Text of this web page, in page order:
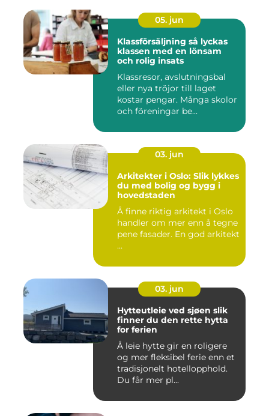
05. jun
Klassförsäljning så lyckas
klassen med en lönsam
och rolig insats
Klassresor, avslutningsbal
eller nya tröjor till laget
kostar pengar. Många skolor
och föreningar be...
03. jun
Arkitekter i Oslo: Slik lykkes
du med bolig og bygg i
hovedstaden
Å finne riktig arkitekt i Oslo
handler om mer enn å tegne
pene fasader. En god arkitekt
...
03. jun
Hytteutleie ved sjøen slik
finner du den rette hytta
for ferien
Å leie hytte gir en roligere
og mer fleksibel ferie enn et
tradisjonelt hotellopphold.
Du får mer pl...